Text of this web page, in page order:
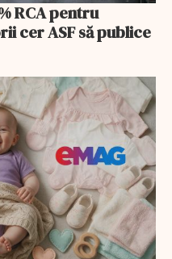
RCA pentru
cer ASF să publice